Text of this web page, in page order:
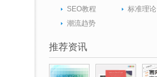
SEO教程
标准理论
潮流趋势
推荐资讯